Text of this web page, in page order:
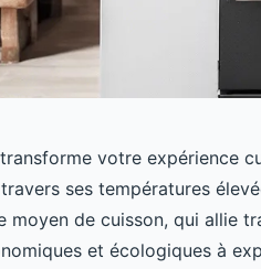
votre expérience
ses températures
moyen de cuisson, qui allie
et écologiques à